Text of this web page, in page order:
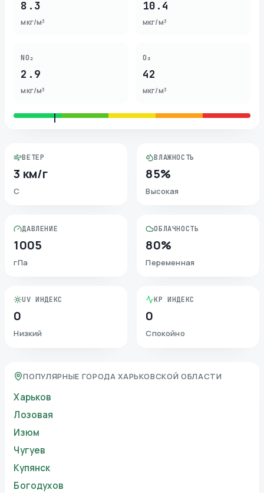
8.3
мкг/м³
10.4
мкг/м³
NO₂
2.9
мкг/м³
O₃
42
мкг/м³
ВЕТЕР
3 км/г
С
ВЛАЖНОСТЬ
85%
Высокая
ДАВЛЕНИЕ
1005
гПа
ОБЛАЧНОСТЬ
80%
Переменная
UV ИНДЕКС
0
Низкий
KP ИНДЕКС
0
Спокойно
ПОПУЛЯРНЫЕ ГОРОДА ХАРЬКОВСКОЙ ОБЛАСТИ
Харьков
Лозовая
Изюм
Чугуев
Купянск
Богодухов